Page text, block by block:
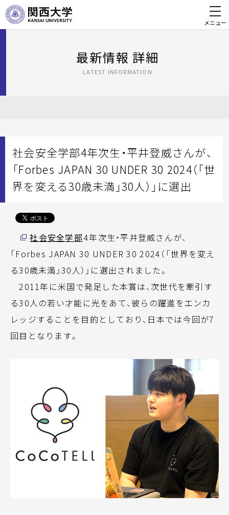
メニュー
最新情報 詳細
LATEST INFORMATION
社会安全学部4年次生・平井登威さんが、
「Forbes JAPAN 30 UNDER 30 2024（「世
界を変える30歳未満」30人）」に選出
社会安全学部4年次生・平井登威さんが、
「Forbes JAPAN 30 UNDER 30 2024（「世界を変え
る30歳未満」30人）」に選出されました。
2011年に米国で発足した本賞は、次世代を牽引す
る30人の若い才能に光をあて、彼らの躍進をエンカ
レッジすることを目的としており、日本では今回が7
回目となります。